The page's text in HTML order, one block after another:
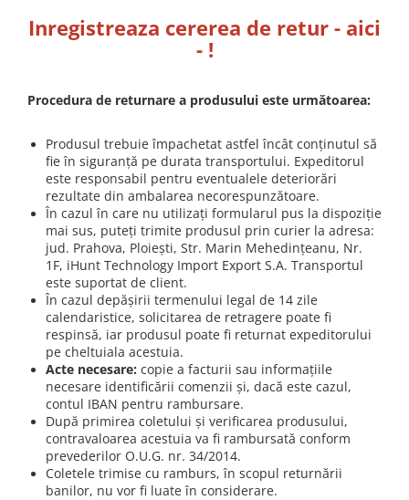
Inregistreaza cererea de retur - aici
- !
Procedura de returnare a produsului este următoarea:
Produsul trebuie împachetat astfel încât conţinutul să
fie în siguranţă pe durata transportului. Expeditorul
este responsabil pentru eventualele deteriorări
rezultate din ambalarea necorespunzătoare.
În cazul în care nu utilizaţi formularul pus la dispoziţie
mai sus, puteţi trimite produsul prin curier la adresa:
jud. Prahova, Ploieşti, Str. Marin Mehedinţeanu, Nr.
1F, iHunt Technology Import Export S.A. Transportul
este suportat de client.
În cazul depăşirii termenului legal de 14 zile
calendaristice, solicitarea de retragere poate fi
respinsă, iar produsul poate fi returnat expeditorului
pe cheltuiala acestuia.
Acte necesare: copie a facturii sau informaţiile
necesare identificării comenzii şi, dacă este cazul,
contul IBAN pentru rambursare.
După primirea coletului şi verificarea produsului,
contravaloarea acestuia va fi rambursată conform
prevederilor O.U.G. nr. 34/2014.
Coletele trimise cu ramburs, în scopul returnării
banilor, nu vor fi luate în considerare.